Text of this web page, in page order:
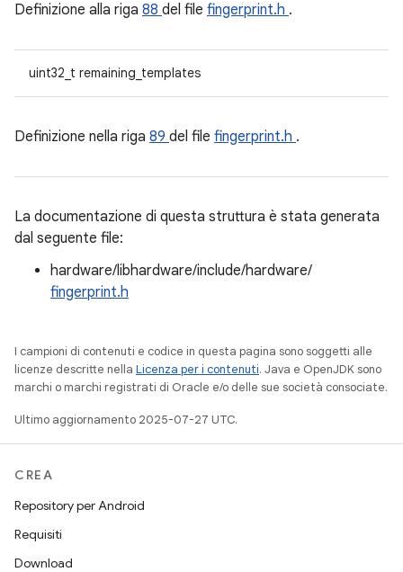
Definizione alla riga 88 del file fingerprint.h .
uint32_t remaining_templates
Definizione nella riga 89 del file fingerprint.h .
La documentazione di questa struttura è stata generata
dal seguente file:
hardware/libhardware/include/hardware/
fingerprint.h
I campioni di contenuti e codice in questa pagina sono soggetti alle
licenze descritte nella Licenza per i contenuti. Java e OpenJDK sono
marchi o marchi registrati di Oracle e/o delle sue società consociate.
Ultimo aggiornamento 2025-07-27 UTC.
CREA
Repository per Android
Requisiti
Download